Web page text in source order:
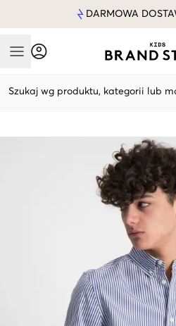
DARMOWA
Mobile Menu
Szukaj wg produktu, kategorii lub